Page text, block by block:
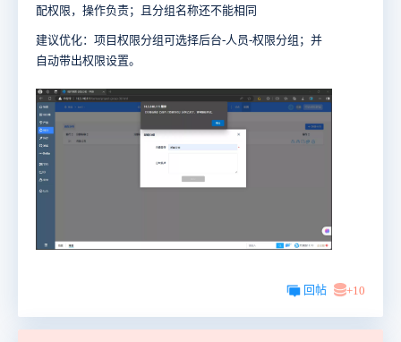
配权限，操作负责；且分组名称还不能相同
建议优化：项目权限分组可选择后台-人员-权限分组；并
自动带出权限设置。
回帖 +10